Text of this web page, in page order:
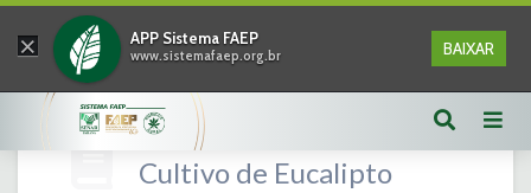
× APP Sistema FAEP
www.sistemafaep.org.br BAIXAR
Cultivo de Eucalipto